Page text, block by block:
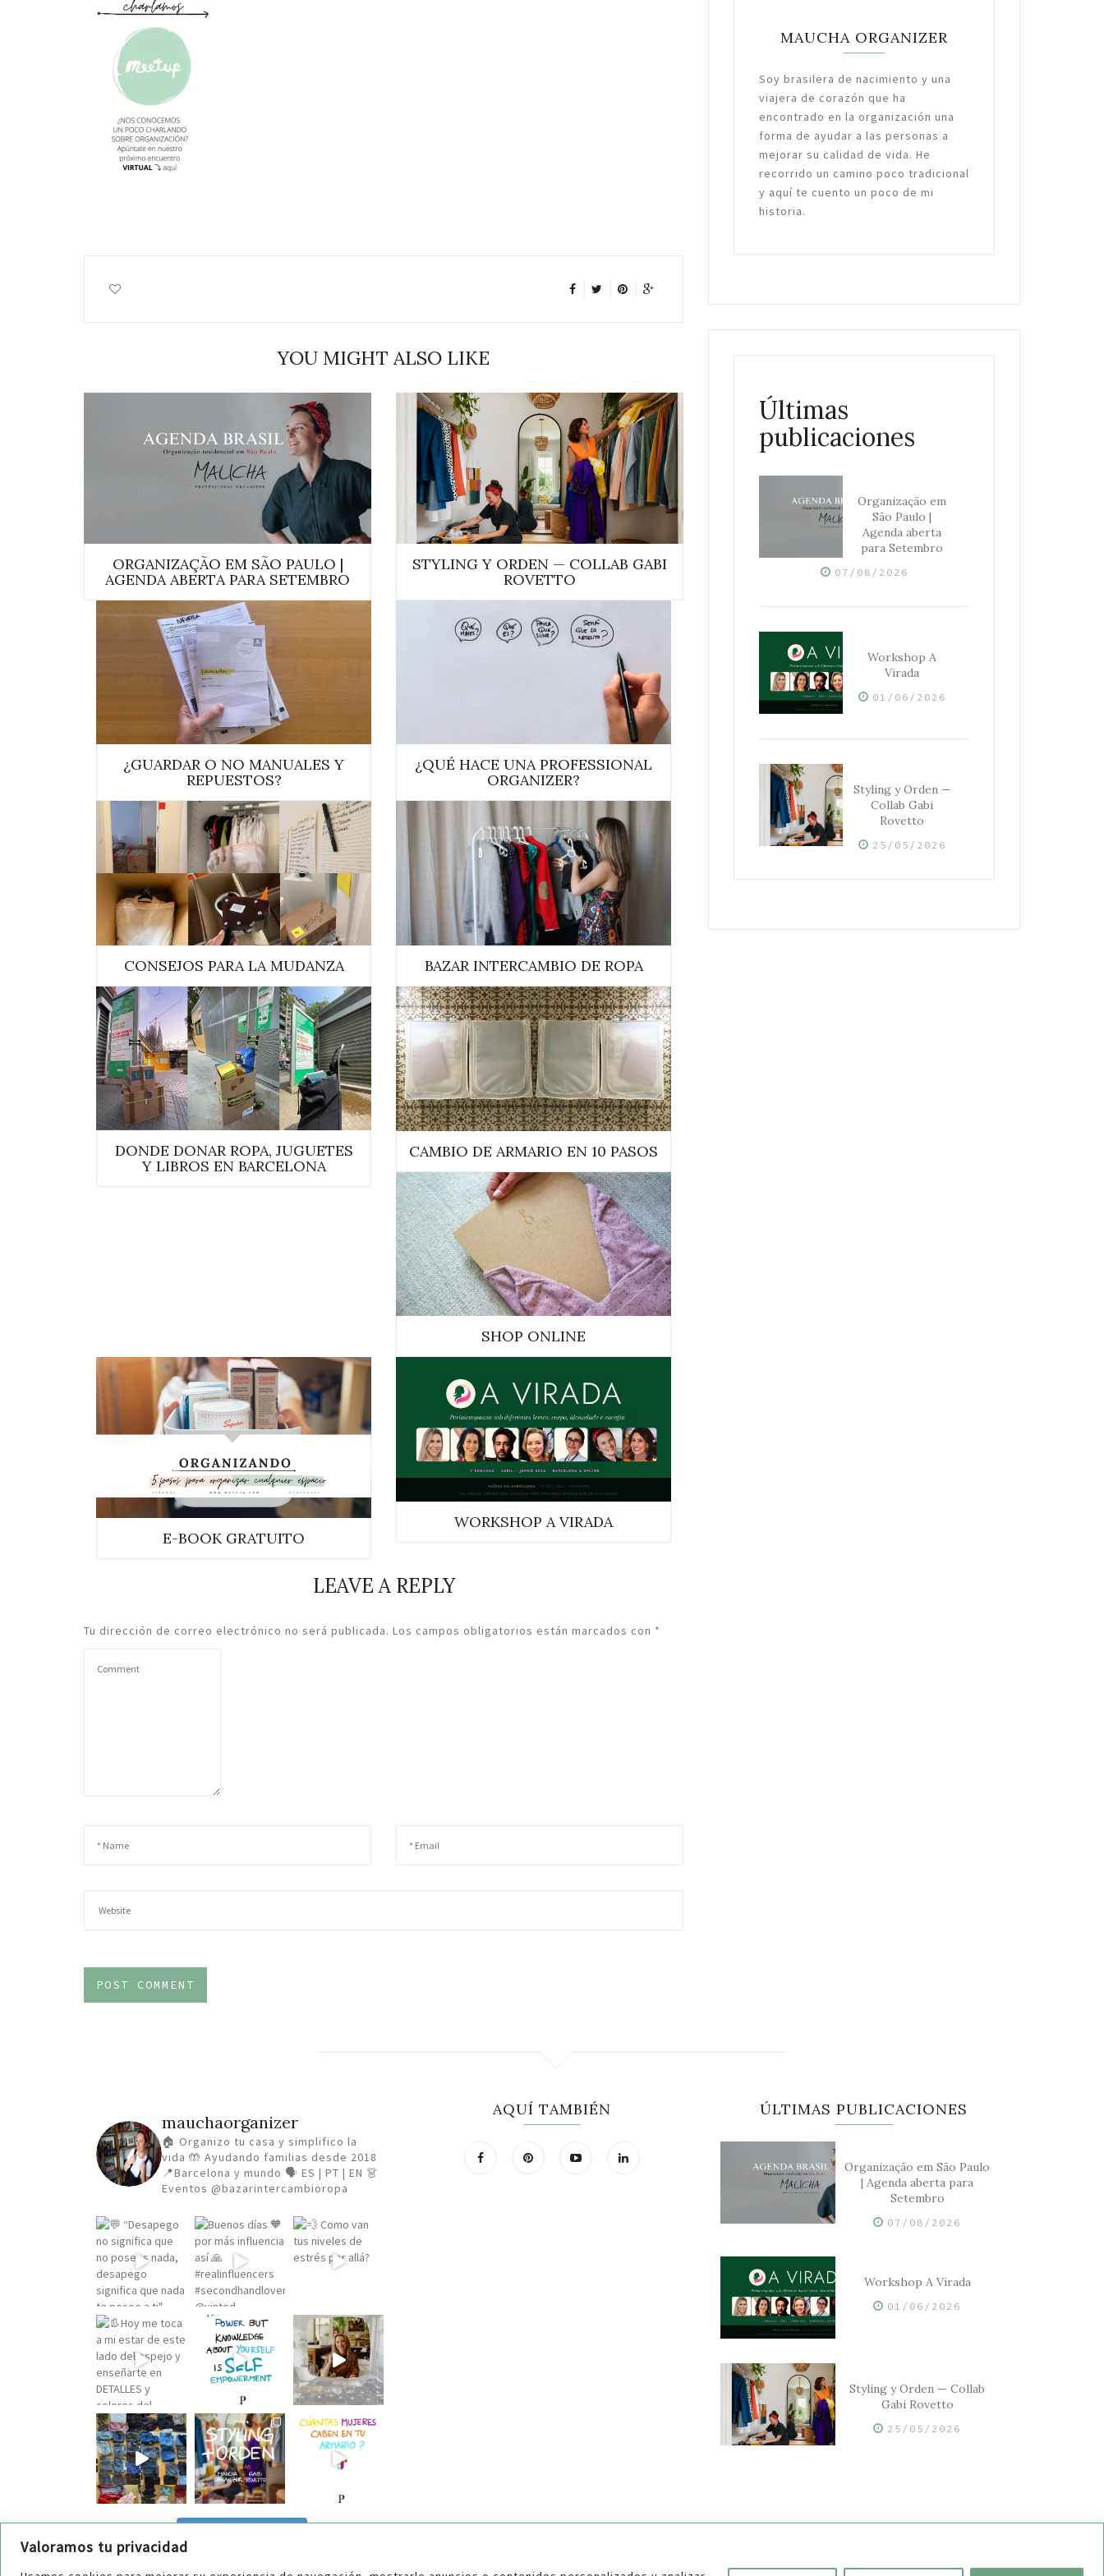
Valoramos tu privacidad
YOU MIGHT ALSO LIKE
ORGANIZAÇÃO EM SÃO PAULO |
AGENDA ABERTA PARA SETEMBRO
STYLING Y ORDEN — COLLAB GABI
ROVETTO
¿GUARDAR O NO MANUALES Y
REPUESTOS?
¿QUÉ HACE UNA PROFESSIONAL
ORGANIZER?
CONSEJOS PARA LA MUDANZA BAZAR INTERCAMBIO DE ROPA
DONDE DONAR ROPA, JUGUETES
Y LIBROS EN BARCELONA
CAMBIO DE ARMARIO EN 10 PASOS
SHOP ONLINE
E-BOOK GRATUITO
WORKSHOP A VIRADA
LEAVE A REPLY
Tu dirección de correo electrónico no será publicada. Los campos obligatorios están marcados con *
MAUCHA ORGANIZER
Soy brasilera de nacimiento y una
viajera de corazón que ha
encontrado en la organización una
forma de ayudar a las personas a
mejorar su calidad de vida. He
recorrido un camino poco tradicional
y aquí te cuento un poco de mi
historia.
Últimas
publicaciones
Organização em
São Paulo |
Agenda aberta
para Setembro
07/08/2026
Workshop A
Virada
01/06/2026
Styling y Orden —
Collab Gabi
Rovetto
25/05/2026
mauchaorganizer
🏠 Organizo tu casa y simplifico la
vida 🤲 Ayudando familias desde 2018
📍Barcelona y mundo 🗣️ ES | PT | EN 👗
Eventos @bazarintercambioropa
AQUÍ TAMBIÉN ÚLTIMAS PUBLICACIONES
Organização em São Paulo
| Agenda aberta para
Setembro
07/08/2026
Workshop A Virada
01/06/2026
Styling y Orden — Collab
Gabi Rovetto
25/05/2026